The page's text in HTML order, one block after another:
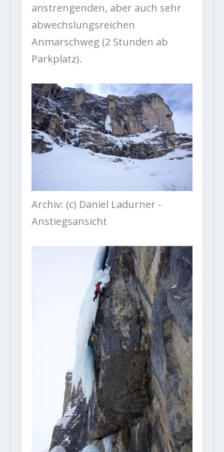
anstrengenden, aber auch sehr
abwechslungsreichen
Anmarschweg (2 Stunden ab
Parkplatz).
Archiv: (c) Daniel Ladurner -
Anstiegsansicht